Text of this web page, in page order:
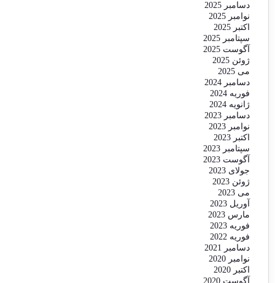
دسامبر 2025
نوامبر 2025
اکتبر 2025
سپتامبر 2025
آگوست 2025
ژوئن 2025
می 2025
دسامبر 2024
فوریه 2024
ژانویه 2024
دسامبر 2023
نوامبر 2023
اکتبر 2023
سپتامبر 2023
آگوست 2023
جولای 2023
ژوئن 2023
می 2023
آوریل 2023
مارس 2023
فوریه 2023
فوریه 2022
دسامبر 2021
نوامبر 2020
اکتبر 2020
آگوست 2020